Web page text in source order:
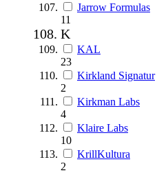
Jarrow Formulas
11
K
KAL
23
Kirkland Signatur
2
Kirkman Labs
4
Klaire Labs
10
KrillKultura
2